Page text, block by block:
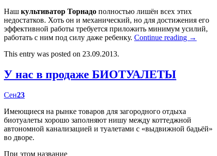
Наш культиватор Торнадо полностью лишён всех этих
недостатков. Хоть он и механический, но для достижения его
эффективной работы требуется приложить минимум усилий,
работать с ним под силу даже ребенку. Continue reading →
This entry was posted on 23.09.2013.
У нас в продаже БИОТУАЛЕТЫ
Сен23
Имеющиеся на рынке товаров для загородного отдыха
биотуалеты хорошо заполняют нишу между коттеджной
автономной канализацией и туалетами с «выдвижной бадьёй»
во дворе.
При этом название